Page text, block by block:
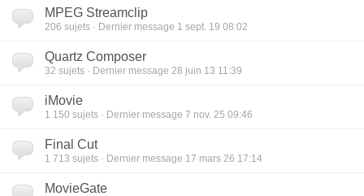
MPEG Streamclip
206 sujets · Dernier message 1 sept. 19 08:02
Quartz Composer
32 sujets · Dernier message 28 juin 13 11:39
iMovie
1 150 sujets · Dernier message 7 nov. 25 09:46
Final Cut
1 713 sujets · Dernier message 17 mars 26 17:14
MovieGate